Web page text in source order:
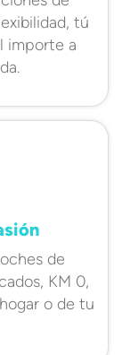
tú
importe a
de
KM 0,
o de tu